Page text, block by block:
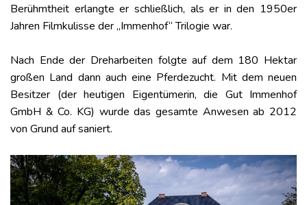
Berühmtheit erlangte er schließlich, als er in den 1950er
Jahren Filmkulisse der „Immenhof“ Trilogie war.
Nach Ende der Dreharbeiten folgte auf dem 180 Hektar
großen Land dann auch eine Pferdezucht. Mit dem neuen
Besitzer (der heutigen Eigentümerin, die Gut Immenhof
GmbH & Co. KG) wurde das gesamte Anwesen ab 2012
von Grund auf saniert.